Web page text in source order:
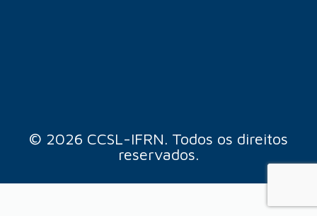
© 2026 CCSL-IFRN. Todos os direitos
reservados.